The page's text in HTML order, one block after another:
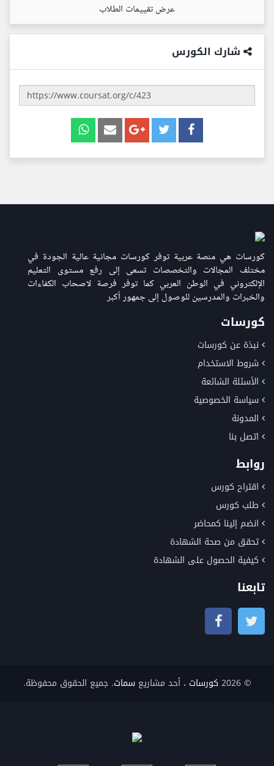
عرض تقييمات الطلاب
شارك الكورس
كورسات هي منصة عربية توفر كورسات مجانية عالية الجودة في
مختلف المجالات والتخصصات تسعى إلى رفع مستوى التعليم
الإلكتروني في الوطن العربي كما توفر فرصة لاصحاب الكفاءات
والخبرات والمدرسين للوصول إلى جمهور أكبر
كورسات
نبذة عن كورسات
شروط الاستخدام
الأسئلة الشائعة
سياسة الخصوصية
المدونة
اتصل بنا
روابط
اقتراح كورس
طلب كورس
انضم إلينا كمحاضر
تحقق من صحة الشهادة
كيفية الحصول على الشهادة
تابعنا
© 2026 كورسات ، أحد مشاريعسمات. جميع الحقوق محفوظة.